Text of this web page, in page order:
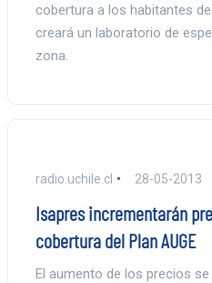
cobertura a los habitantes
creará un laboratorio de
zona.
radio.uchile.cl 28-05-2013
Isapres incrementarán
cobertura del Plan AUGE
El aumento de los precios se